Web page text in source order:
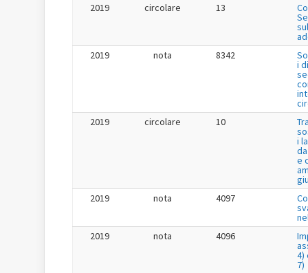
2019
circolare 13
2019
nota 8342
i
2019
circolare 10
i
e
2019
nota 4097
2019
nota 4096
4)
7)